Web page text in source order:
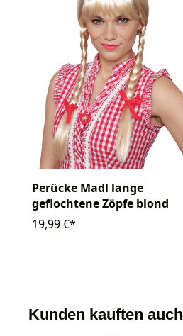
Perücke Madl lange
geflochtene Zöpfe blond
19,99 €*
Kunden kauften auch